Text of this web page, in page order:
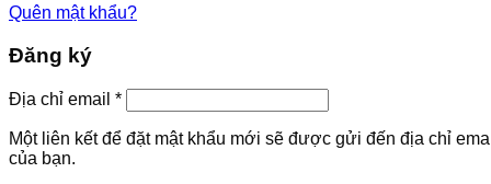
Quên mật khẩu?
Đăng ký
Địa chỉ email *Bắt
buộc
Một liên kết để đặt mật khẩu mới sẽ được gửi đến địa chỉ
của bạn.